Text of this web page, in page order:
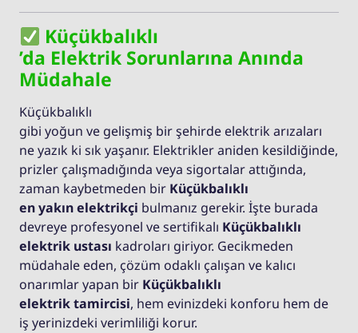
Küçükbalıklı
’da Elektrik Sorunlarına Anında
Müdahale
Küçükbalıklı
gibi yoğun ve gelişmiş bir şehirde elektrik arızaları
ne yazık ki sık yaşanır. Elektrikler aniden kesildiğinde,
prizler çalışmadığında veya sigortalar attığında,
zaman kaybetmeden bir Küçükbalıklı
en yakın elektrikçi bulmanız gerekir. İşte burada
devreye profesyonel ve sertifikalı Küçükbalıklı
elektrik ustası kadroları giriyor. Gecikmeden
müdahale eden, çözüm odaklı çalışan ve kalıcı
onarımlar yapan bir Küçükbalıklı
elektrik tamircisi, hem evinizdeki konforu hem de
iş yerinizdeki verimliliği korur.